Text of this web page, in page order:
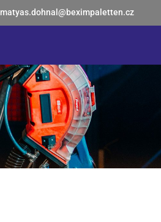
matyas.dohnal@beximpaletten.cz